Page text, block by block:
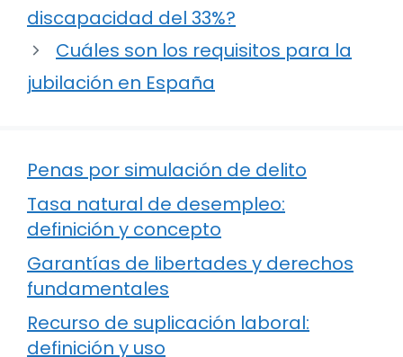
discapacidad del 33%?
Cuáles son los requisitos para la
jubilación en España
Penas por simulación de delito
Tasa natural de desempleo:
definición y concepto
Garantías de libertades y derechos
fundamentales
Recurso de suplicación laboral:
definición y uso